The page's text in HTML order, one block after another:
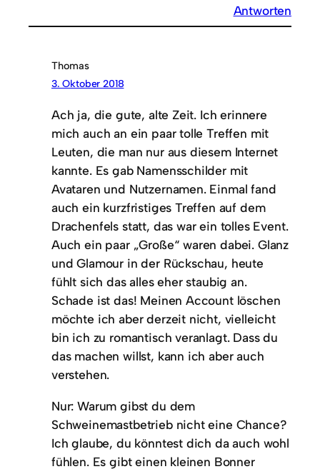
Antworten
Thomas
3. Oktober 2018
Ach ja, die gute, alte Zeit. Ich erinnere
mich auch an ein paar tolle Treffen mit
Leuten, die man nur aus diesem Internet
kannte. Es gab Namensschilder mit
Avataren und Nutzernamen. Einmal fand
auch ein kurzfristiges Treffen auf dem
Drachenfels statt, das war ein tolles Event.
Auch ein paar „Große“ waren dabei. Glanz
und Glamour in der Rückschau, heute
fühlt sich das alles eher staubig an.
Schade ist das! Meinen Account löschen
möchte ich aber derzeit nicht, vielleicht
bin ich zu romantisch veranlagt. Dass du
das machen willst, kann ich aber auch
verstehen.
Nur: Warum gibst du dem
Schweinemastbetrieb nicht eine Chance?
Ich glaube, du könntest dich da auch wohl
fühlen. Es gibt einen kleinen Bonner